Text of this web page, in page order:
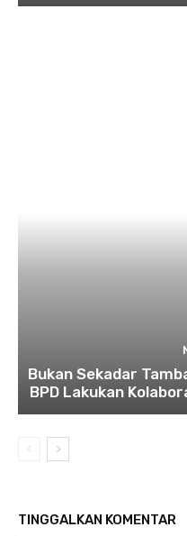
Bukan Sekadar
BPD Lakukan
TINGGALKAN KOMENTAR